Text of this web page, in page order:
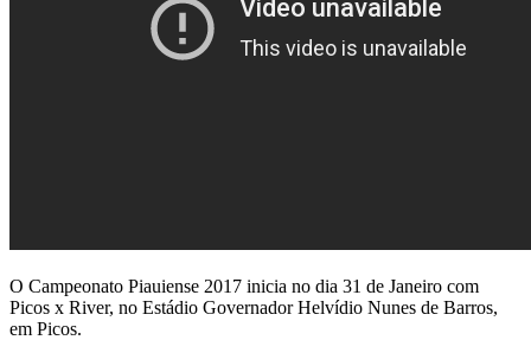
O Campeonato Piauiense 2017 inicia no dia 31 de Janeiro com
Picos x River, no Estádio Governador Helvídio Nunes de Barros,
em Picos.